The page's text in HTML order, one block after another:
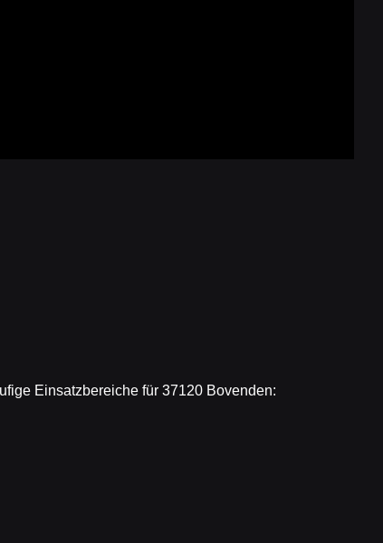
Einsatzbereiche für 37120 Bovenden: